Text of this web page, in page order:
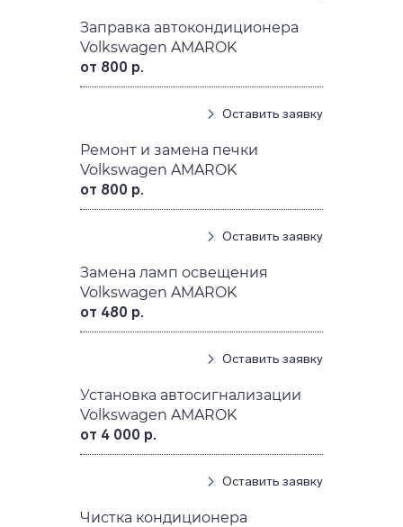
Заправка автокондиционера
Volkswagen AMAROK
от 800 р.
Оставить заявку
Ремонт и замена печки
Volkswagen AMAROK
от 800 р.
Оставить заявку
Замена ламп освещения
Volkswagen AMAROK
от 480 р.
Оставить заявку
Установка автосигнализации
Volkswagen AMAROK
от 4 000 р.
Оставить заявку
Чистка кондиционера